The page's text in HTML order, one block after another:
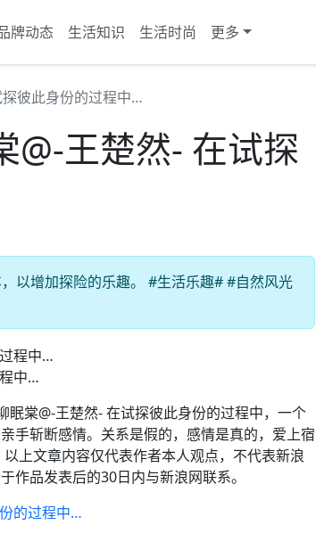
牌动态 生活知识 生活时尚 更多
彼此身份的过程中…
@-王楚然- 在试探
以增加探险的乐趣。 #生活乐趣# #自然风光
中…
棠@-王楚然- 在试探彼此身份的过程中，一个
手斩断感情。关系是假的，感情是真的，爱上宿
上文章内容仅代表作者本人观点，不代表新浪
作品发表后的30日内与新浪网联系。
的过程中…